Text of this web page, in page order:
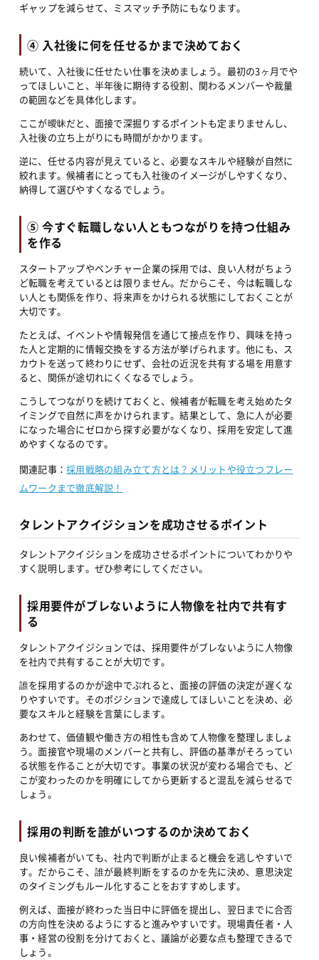
ギャップを減らせて、ミスマッチ予防にもなります。
④ 入社後に何を任せるかまで決めておく
続いて、入社後に任せたい仕事を決めましょう。最初の3ヶ月でや
ってほしいこと、半年後に期待する役割、関わるメンバーや裁量
の範囲などを具体化します。
ここが曖昧だと、面接で深掘りするポイントも定まりませんし、
入社後の立ち上がりにも時間がかかります。
逆に、任せる内容が見えていると、必要なスキルや経験が自然に
絞れます。候補者にとっても入社後のイメージがしやすくなり、
納得して選びやすくなるでしょう。
⑤ 今すぐ転職しない人ともつながりを持つ仕組み
を作る
スタートアップやベンチャー企業の採用では、良い人材がちょう
ど転職を考えているとは限りません。だからこそ、今は転職しな
い人とも関係を作り、将来声をかけられる状態にしておくことが
大切です。
たとえば、イベントや情報発信を通じて接点を作り、興味を持っ
た人と定期的に情報交換をする方法が挙げられます。他にも、ス
カウトを送って終わりにせず、会社の近況を共有する場を用意す
ると、関係が途切れにくくなるでしょう。
こうしてつながりを続けておくと、候補者が転職を考え始めたタ
イミングで自然に声をかけられます。結果として、急に人が必要
になった場合にゼロから探す必要がなくなり、採用を安定して進
めやすくなるのです。
関連記事：採用戦略の組み立て方とは？メリットや役立つフレー
ムワークまで徹底解説！
タレントアクイジションを成功させるポイント
タレントアクイジションを成功させるポイントについてわかりや
すく説明します。ぜひ参考にしてください。
採用要件がブレないように人物像を社内で共有す
る
タレントアクイジションでは、採用要件がブレないように人物像
を社内で共有することが大切です。
誰を採用するのかが途中でぶれると、面接の評価の決定が遅くな
りやすいです。そのポジションで達成してほしいことを決め、必
要なスキルと経験を言葉にします。
あわせて、価値観や働き方の相性も含めて人物像を整理しましょ
う。面接官や現場のメンバーと共有し、評価の基準がそろってい
る状態を作ることが大切です。事業の状況が変わる場合でも、ど
こが変わったのかを明確にしてから更新すると混乱を減らせるで
しょう。
採用の判断を誰がいつするのか決めておく
良い候補者がいても、社内で判断が止まると機会を逃しやすいで
す。だからこそ、誰が最終判断をするのかを先に決め、意思決定
のタイミングもルール化することをおすすめします。
例えば、面接が終わった当日中に評価を提出し、翌日までに合否
の方向性を決めるようにすると進みやすいです。現場責任者・人
事・経営の役割を分けておくと、議論が必要な点も整理できるで
しょう。